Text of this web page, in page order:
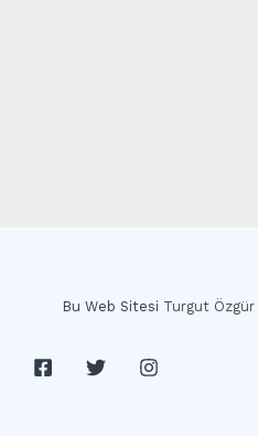
Bu Web Sitesi Turgut Özgür